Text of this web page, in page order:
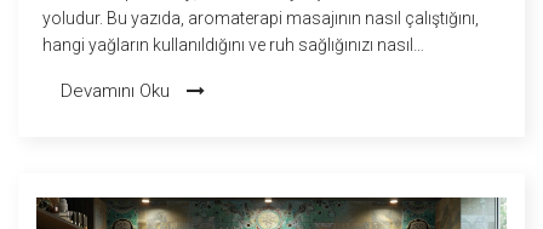
yoludur. Bu yazıda, aromaterapi masajının nasıl çalıştığını,
hangi yağların kullanıldığını ve ruh sağlığınızı nasıl
evinizde basit adımlarla aromaterapi masajı yapmayı
Devamını Oku